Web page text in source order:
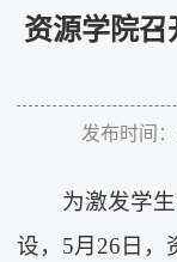
资源学院召
发布时间
为激发学
设，5月26日，